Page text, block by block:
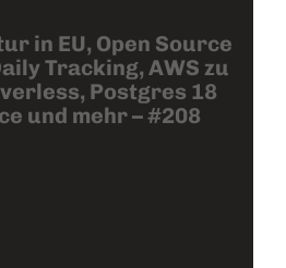
in EU, Open Source
Tracking, AWS zu
Postgres 18
und mehr – #208